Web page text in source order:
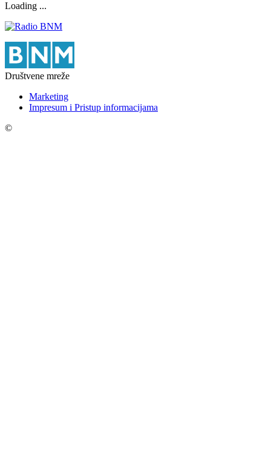
Loading ...
Društvene mreže
Marketing
Impresum i Pristup informacijama
©